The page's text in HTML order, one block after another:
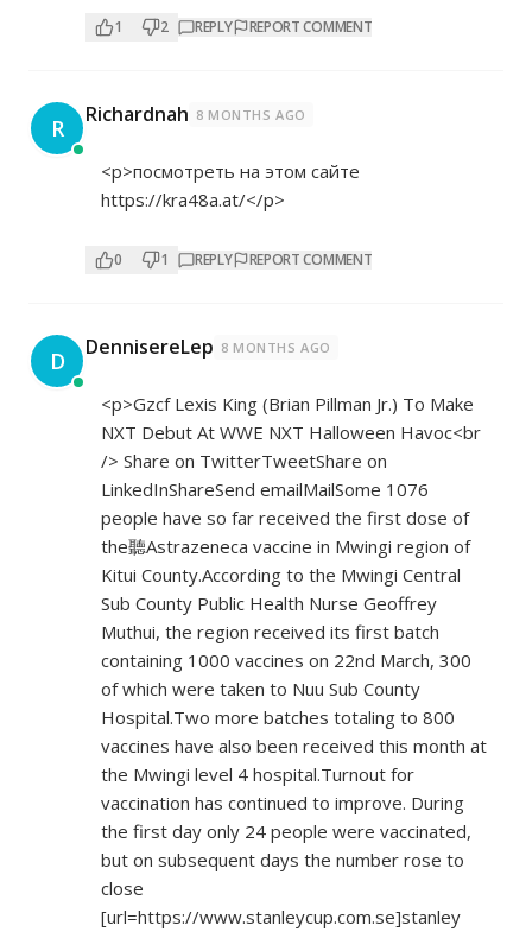
1 2 REPLY REPORT COMMENT
R Richardnah 8 MONTHS AGO
<p>посмотреть на этом сайте
https://kra48a.at/</p>
0 1 REPLY REPORT COMMENT
D DennisereLep 8 MONTHS AGO
<p>Gzcf Lexis King (Brian Pillman Jr.) To Make
NXT Debut At WWE NXT Halloween Havoc<br
/> Share on TwitterTweetShare on
LinkedInShareSend emailMailSome 1076
people have so far received the first dose of
the聽Astrazeneca vaccine in Mwingi region of
Kitui County.According to the Mwingi Central
Sub County Public Health Nurse Geoffrey
Muthui, the region received its first batch
containing 1000 vaccines on 22nd March, 300
of which were taken to Nuu Sub County
Hospital.Two more batches totaling to 800
vaccines have also been received this month at
the Mwingi level 4 hospital.Turnout for
vaccination has continued to improve. During
the first day only 24 people were vaccinated,
but on subsequent days the number rose to
close
[url=https://www.stanleycup.com.se]stanley